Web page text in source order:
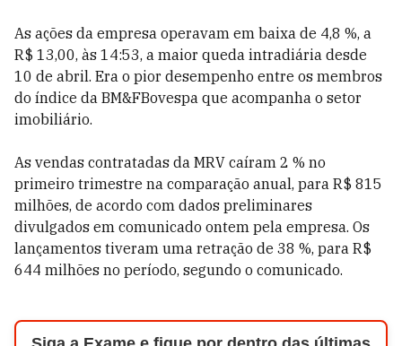
As ações da empresa operavam em baixa de 4,8 %, a
R$ 13,00, às 14:53, a maior queda intradiária desde
10 de abril. Era o pior desempenho entre os membros
do índice da BM&FBovespa que acompanha o setor
imobiliário.
As vendas contratadas da MRV caíram 2 % no
primeiro trimestre na comparação anual, para R$ 815
milhões, de acordo com dados preliminares
divulgados em comunicado ontem pela empresa. Os
lançamentos tiveram uma retração de 38 %, para R$
644 milhões no período, segundo o comunicado.